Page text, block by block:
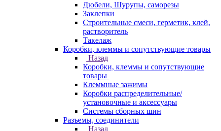
Дюбели, Шурупы, саморезы
Заклепки
Строительные смеси, герметик, клей,
растворитель
Такелаж
Коробки, клеммы и сопутствующие товары
Назад
Коробки, клеммы и сопутствующие
товары
Клеммные зажимы
Коробки распределительные/
установочные и аксессуары
Системы сборных шин
Разъемы, соединители
Назад